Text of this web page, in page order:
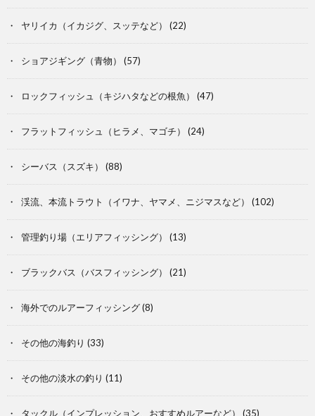
ヤリイカ（イカジグ、スッテなど） (22)
ショアジギング（青物） (57)
ロックフィッシュ（キジハタなどの根魚） (47)
フラットフィッシュ（ヒラメ、マゴチ） (24)
シーバス（スズキ） (88)
渓流、本流トラウト（イワナ、ヤマメ、ニジマスなど） (102)
管理釣り場（エリアフィッシング） (13)
ブラックバス（バスフィッシング） (21)
海外でのルアーフィッシング(8)
その他の海釣り (33)
その他の淡水の釣り (11)
タックル（インプレッション、おすすめルアーなど） (35)